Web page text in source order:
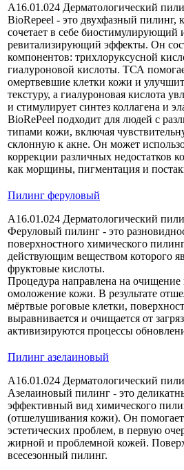
A16.01.024 Дерматологический
BioRepeel - это двухфазный пилинг,
сочетает в себе биостимулирующий
ревитализирующий эффекты. Он
компонентов: трихлоруксусной
гиалуроновой кислоты. ТСА
омертвевшие клетки кожи и
текстуру, а гиалуроновая кислота
и стимулирует синтез коллагена и
BioRePeel подходит для людей с
типами кожи, включая
склонную к акне. Он может
коррекции различных недостатков
как морщины, пигментация и
Пилинг феруловый
A16.01.024 Дерматологический
Феруловый пилинг - это
поверхностного химического
действующим веществом которого
фруктовые кислоты.
Процедура направлена на очищение
омоложение кожи. В результате
мёртвые роговые клетки,
выравнивается и очищается от
активизируются процессы
Пилинг азелаиновый
A16.01.024 Дерматологический
Азелаиновый пилинг - это
эффективный вид химического
(отшелушивания кожи). Он
эстетических проблем, в первую
жирной и проблемной кожей.
всесезонный пилинг.